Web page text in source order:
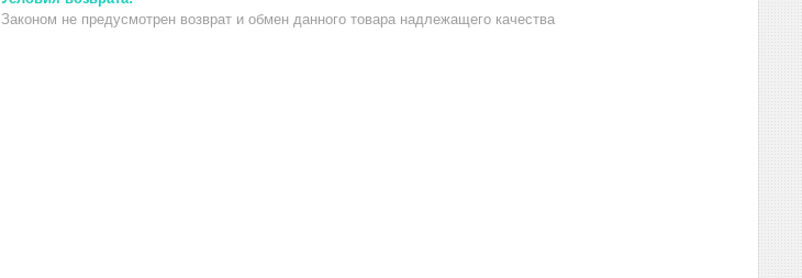
Законом не предусмотрен возврат и обмен данного товара надлежащего качества